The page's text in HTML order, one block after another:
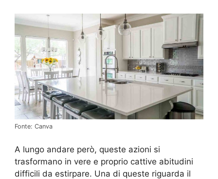
Fonte: Canva
A lungo andare però, queste azioni si
trasformano in vere e proprio cattive abitudini
difficili da estirpare. Una di queste riguarda il